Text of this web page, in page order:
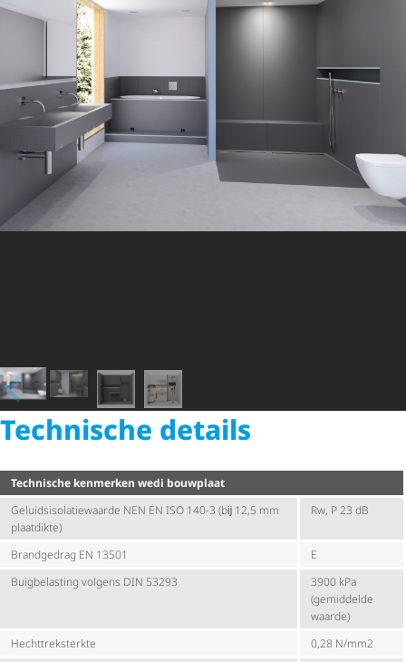
Technische details
Technische kenmerken wedi bouwplaat
Geluids­iso­la­tie­waarde NEN EN ISO 140-3 (bĳ 12,5 mm
plaatdikte)
Rw, P 23 dB
Brandgedrag EN 13501
E
Buigbelasting volgens DIN 53293
3900 kPa
(gemiddelde
waarde)
Hecht­trek­sterkte
0,28 N/mm2